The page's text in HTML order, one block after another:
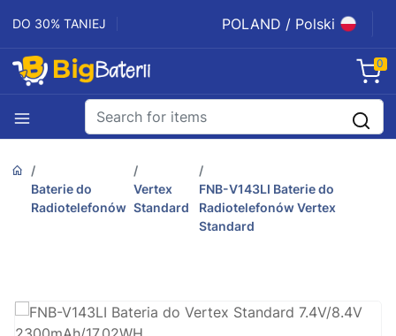
DO 30% TANIEJ POLAND / Polski
0
Baterie do
Radiotelefonów
Vertex
Standard
FNB-V143LI Baterie do
Radiotelefonów Vertex
Standard